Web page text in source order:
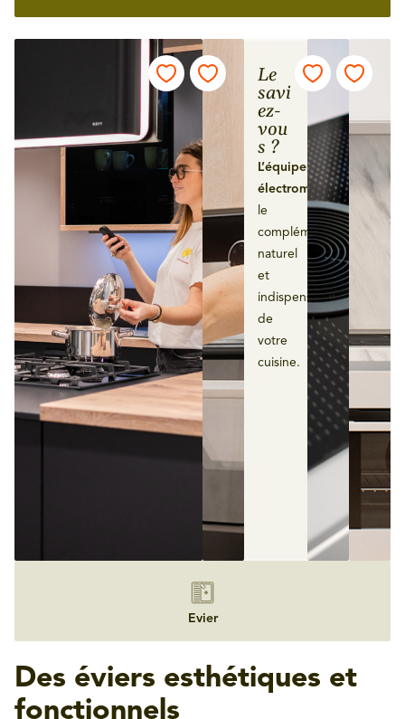
Le
savi
ez-
vou
s ?
L’équipement
électroménager
est
le
complément
naturel
et
indispensable
de
votre
cuisine.
Evier
Des éviers esthétiques et
fonctionnels